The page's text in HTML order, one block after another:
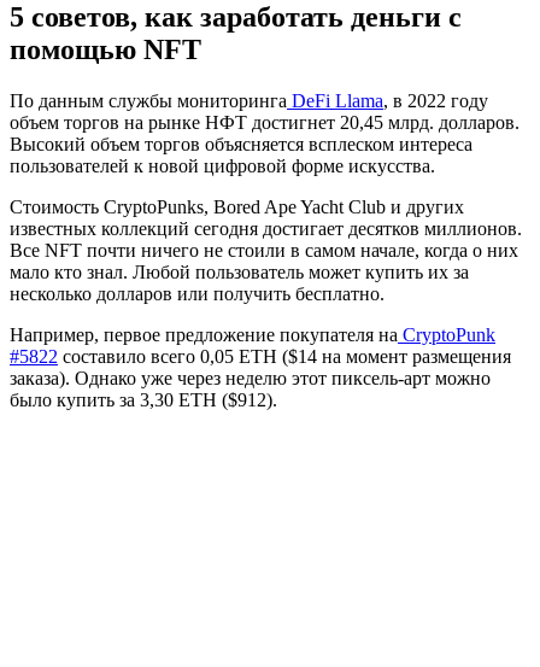
5 советов, как заработать деньги с
помощью NFT
По данным службы мониторинга DeFi Llama, в 2022 году
объем торгов на рынке НФТ достигнет 20,45 млрд. долларов.
Высокий объем торгов объясняется всплеском интереса
пользователей к новой цифровой форме искусства.
Стоимость CryptoPunks, Bored Ape Yacht Club и других
известных коллекций сегодня достигает десятков миллионов.
Все NFT почти ничего не стоили в самом начале, когда о них
мало кто знал. Любой пользователь может купить их за
несколько долларов или получить бесплатно.
Например, первое предложение покупателя на CryptoPunk
#5822 составило всего 0,05 ETH ($14 на момент размещения
заказа). Однако уже через неделю этот пиксель-арт можно
было купить за 3,30 ETH ($912).